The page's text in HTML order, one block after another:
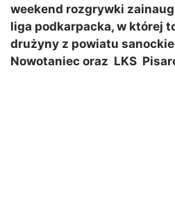
weekend rozgrywki
liga podkarpacka, w której
drużyny z powiatu
Nowotaniec oraz LKS